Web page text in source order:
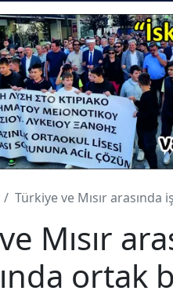
Türkiye ve Mısır
Mısır
ortak